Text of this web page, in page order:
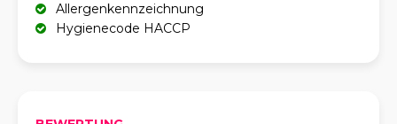
Allergenkennzeichnung
Hygienecode HACCP